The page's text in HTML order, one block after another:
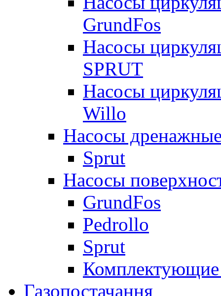
GrundFos
Насосы
SPRUT
Насосы
Willo
Насосы
Sprut
Насосы
GrundFos
Pedrollo
Sprut
Комплектующие
Газопостачання